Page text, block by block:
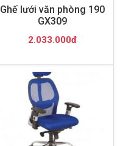
Ghế lưới văn phòng 190
GX309
2.033.000đ